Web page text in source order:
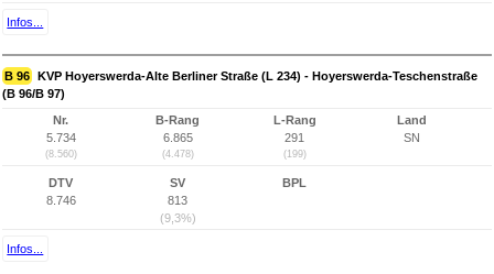
Infos...
B 96 KVP Hoyerswerda-Alte Berliner Straße (L 234) - Hoyerswerda-Teschenstraße
(B 96/B 97)
Nr.
5.734
(8.560)
B-Rang
6.865
(4.478)
L-Rang
291
(199)
Land
SN
DTV
8.746
SV
813
(9,3%)
BPL
Infos...